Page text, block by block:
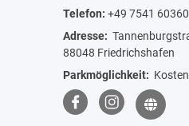
Telefon: +49 7541 60360
Adresse:
88048 Friedrichshafen
Parkmöglichkeit: